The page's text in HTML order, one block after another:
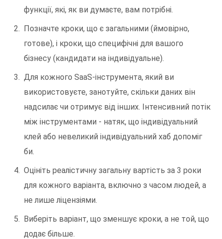
функції, які, як ви думаєте, вам потрібні.
Позначте кроки, що є загальними (ймовірно,
готове), і кроки, що специфічні для вашого
бізнесу (кандидати на індивідуальне).
Для кожного SaaS-інструмента, який ви
використовуєте, занотуйте, скільки даних він
надсилає чи отримує від інших. Інтенсивний потік
між інструментами - натяк, що індивідуальний
клей або невеликий індивідуальний хаб допоміг
би.
Оцініть реалістичну загальну вартість за 3 роки
для кожного варіанта, включно з часом людей, а
не лише ліцензіями.
Виберіть варіант, що зменшує кроки, а не той, що
додає більше.